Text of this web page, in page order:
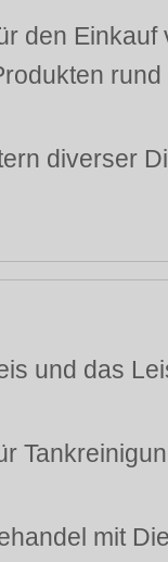
den Einkauf
diverser
und das
mit